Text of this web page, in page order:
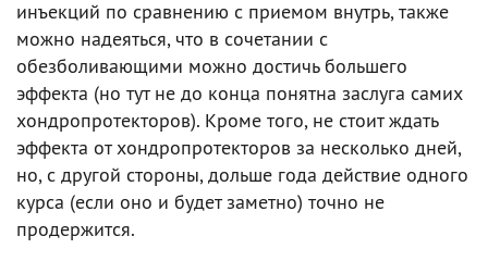
инъекций по сравнению с приемом внутрь, также
можно надеяться, что в сочетании с
обезболивающими можно достичь большего
эффекта (но тут не до конца понятна заслуга самих
хондропротекторов). Кроме того, не стоит ждать
эффекта от хондропротекторов за несколько дней,
но, с другой стороны, дольше года действие одного
курса (если оно и будет заметно) точно не
продержится.